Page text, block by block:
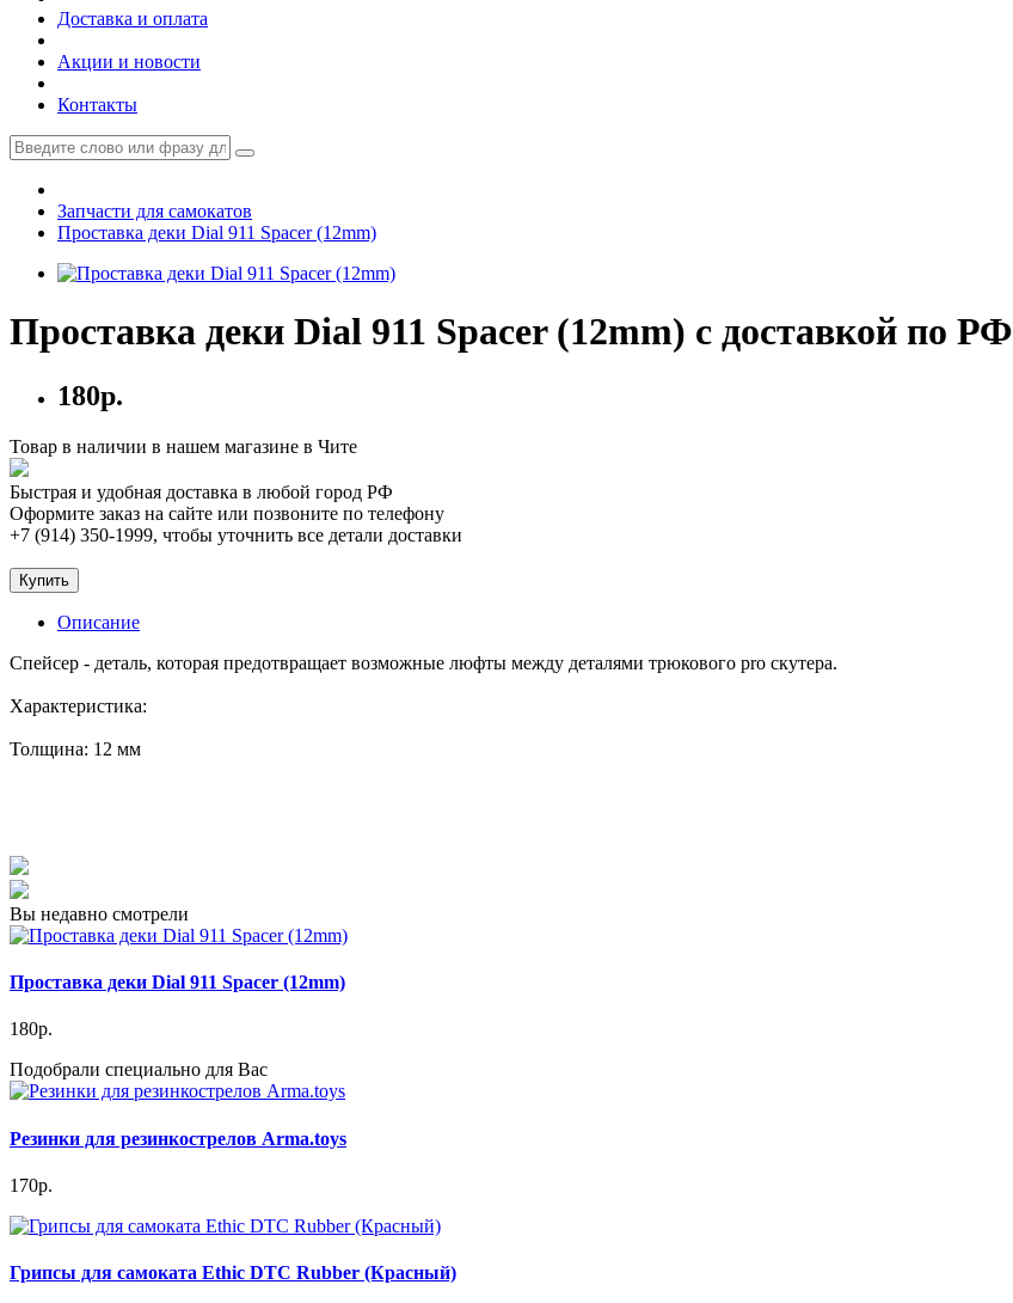
Доставка и оплата
Акции и новости
Контакты
Запчасти для самокатов
Проставка деки Dial 911 Spacer (12mm)
Проставка деки Dial 911 Spacer (12mm) с доставкой по РФ
180р.
Товар в наличии в нашем магазине в Чите
Быстрая и удобная доставка в любой город РФ
Оформите заказ на сайте или позвоните по телефону
+7 (914) 350-1999, чтобы уточнить все детали доставки
Купить
Описание
Спейсер - деталь, которая предотвращает возможные люфты между деталями трюкового pro скутера.
Характеристика:
Толщина: 12 мм
Вы недавно смотрели
Проставка деки Dial 911 Spacer (12mm)
180р.
Подобрали специально для Вас
Резинки для резинкострелов Arma.toys
170р.
Грипсы для самоката Ethic DTC Rubber (Красный)